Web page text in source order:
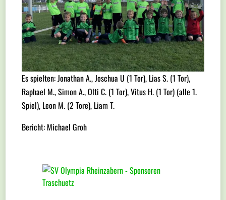
Es spielten: Jonathan A., Joschua U (1 Tor), Lias S. (1 Tor),
Raphael M., Simon A., Olti C. (1 Tor), Vitus H. (1 Tor) (alle 1.
Spiel), Leon M. (2 Tore), Liam T.
Bericht: Michael Groh